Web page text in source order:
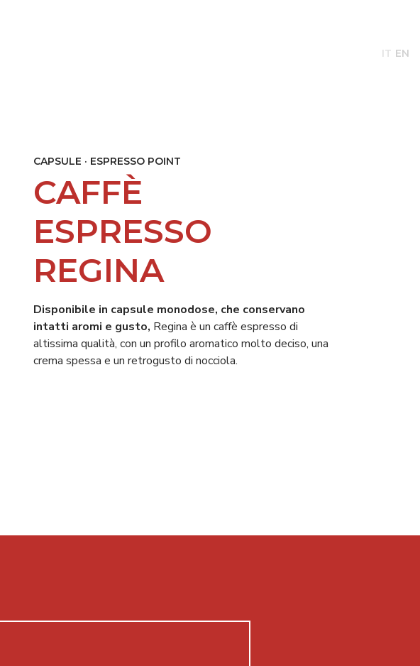
IT EN
CAPSULE · ESPRESSO POINT
CAFFÈ
ESPRESSO
REGINA
Disponibile in capsule monodose, che conservano
intatti aromi e gusto, Regina è un caffè espresso di
altissima qualità, con un profilo aromatico molto deciso, una
crema spessa e un retrogusto di nocciola.